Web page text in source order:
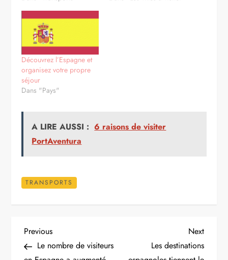
seule journée.
Similaire
France avec Renfe
Dans "Transports"
un budget limité
Dans "Pays"